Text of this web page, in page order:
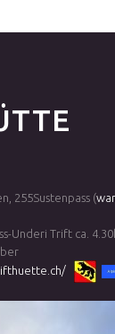
255Sustenpass (
Underi Trift ca.